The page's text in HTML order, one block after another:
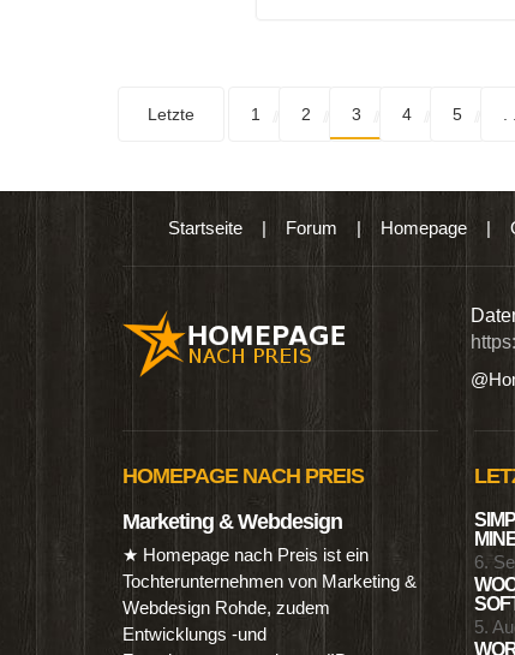
Letzte 1 2 3 4 5
Startseite| Forum | Homepage|
Produkten wie Ebooks & DVDs.…
HOMEPAGE NACH PREIS
Marketing & Webdesign
★ Homepage nach Preis ist ein
Tochterunternehmen von Marketing &
Webdesign Rohde, zudem
Entwicklungs -und
6.
5.